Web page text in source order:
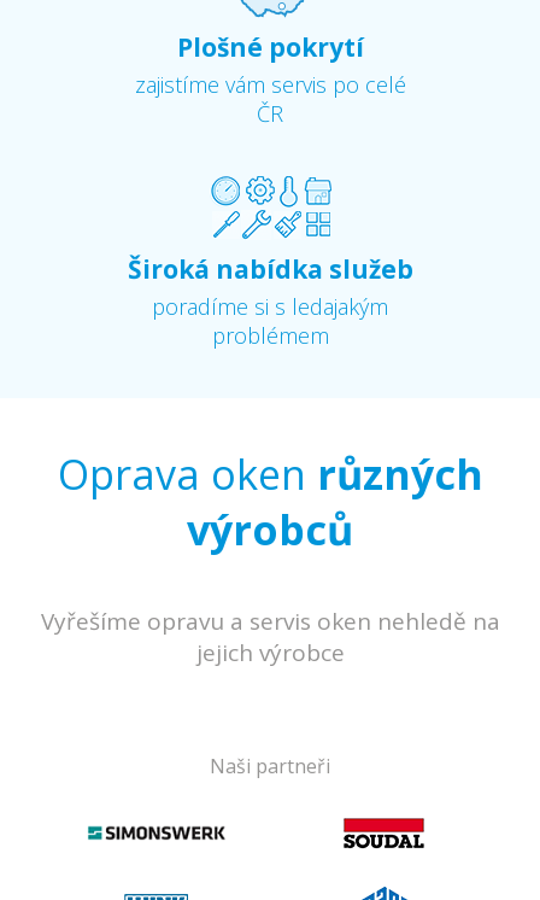
Plošné pokrytí
zajistíme vám servis po celé
ČR
Široká nabídka služeb
poradíme si s ledajakým
problémem
Oprava oken různých
výrobců
Vyřešíme opravu a servis oken nehledě na
jejich výrobce
Naši partneři